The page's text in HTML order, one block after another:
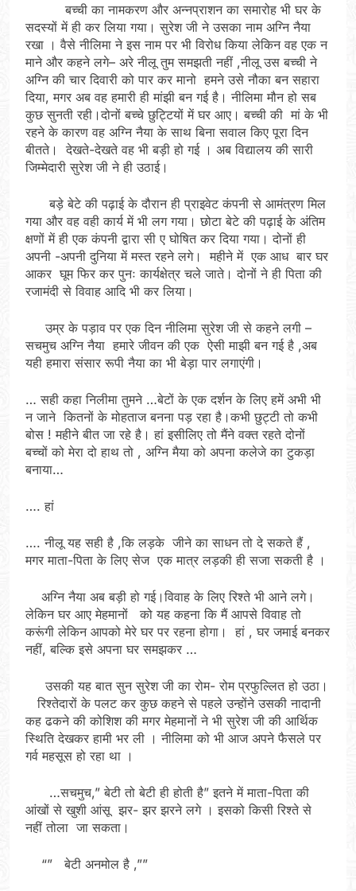
बच्ची का नामकरण और अन्नप्राशन का समारोह भी घर के
सदस्यों में ही कर लिया गया। सुरेश जी ने उसका नाम अग्नि नैया
रखा । वैसे नीलिमा ने इस नाम पर भी विरोध किया लेकिन वह एक न
माने और कहने लगे– अरे नीलू तुम समझती नहीं ,नीलू उस बच्ची ने
अग्नि की चार दिवारी को पार कर मानो हमने उसे नौका बन सहारा
दिया, मगर अब वह हमारी ही मांझी बन गई है। नीलिमा मौन हो सब
कुछ सुनती रही।दोनों बच्चे छुट्टियों में घर आए। बच्ची की मां के भी
रहने के कारण वह अग्नि नैया के साथ बिना सवाल किए पूरा दिन
बीतते। देखते-देखते वह भी बड़ी हो गई । अब विद्यालय की सारी
जिम्मेदारी सुरेश जी ने ही उठाई।
बड़े बेटे की पढ़ाई के दौरान ही प्राइवेट कंपनी से आमंत्रण मिल
गया और वह वही कार्य में भी लग गया। छोटा बेटे की पढ़ाई के अंतिम
क्षणों में ही एक कंपनी द्वारा सी ए घोषित कर दिया गया। दोनों ही
अपनी -अपनी दुनिया में मस्त रहने लगे। महीने में एक आध बार घर
आकर घूम फिर कर पुनः कार्यक्षेत्र चले जाते। दोनों ने ही पिता की
रजामंदी से विवाह आदि भी कर लिया।
उम्र के पड़ाव पर एक दिन नीलिमा सुरेश जी से कहने लगी –
सचमुच अग्नि नैया हमारे जीवन की एक ऐसी माझी बन गई है ,अब
यही हमारा संसार रूपी नैया का भी बेड़ा पार लगाएंगी।
… सही कहा निलीमा तुमने …बेटों के एक दर्शन के लिए हमें अभी भी
न जाने कितनों के मोहताज बनना पड़ रहा है।कभी छुट्टी तो कभी
बोस ! महीने बीत जा रहे है। हां इसीलिए तो मैंने वक्त रहते दोनों
बच्चों को मेरा दो हाथ तो , अग्नि मैया को अपना कलेजे का टुकड़ा
बनाया…
…. हां
…. नीलू यह सही है ,कि लड़के जीने का साधन तो दे सकते हैं ,
मगर माता-पिता के लिए सेज एक मात्र लड़की ही सजा सकती है ।
अग्नि नैया अब बड़ी हो गई।विवाह के लिए रिश्ते भी आने लगे।
लेकिन घर आए मेहमानों को यह कहना कि मैं आपसे विवाह तो
करूंगी लेकिन आपको मेरे घर पर रहना होगा। हां , घर जमाई बनकर
नहीं, बल्कि इसे अपना घर समझकर …
उसकी यह बात सुन सुरेश जी का रोम- रोम प्रफुल्लित हो उठा।
रिश्तेदारों के पलट कर कुछ कहने से पहले उन्होंने उसकी नादानी
कह ढकने की कोशिश की मगर मेहमानों ने भी सुरेश जी की आर्थिक
स्थिति देखकर हामी भर ली । नीलिमा को भी आज अपने फैसले पर
गर्व महसूस हो रहा था ।
…सचमुच,” बेटी तो बेटी ही होती है” इतने में माता-पिता की
आंखों से खुशी आंसू झर- झर झरने लगे । इसको किसी रिश्ते से
नहीं तोला जा सकता।
“” बेटी अनमोल है ,””